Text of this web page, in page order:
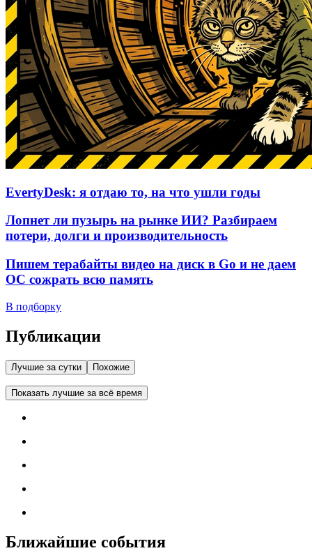
EvertyDesk: я отдаю то, на что ушли годы
Лопнет ли пузырь на рынке ИИ? Разбираем
потери, долги и производительность
Пишем терабайты видео на диск в Go и не даем
ОС сожрать всю память
В подборку
Публикации
Лучшие за сутки Похожие
Показать лучшие за всё время
Ближайшие события